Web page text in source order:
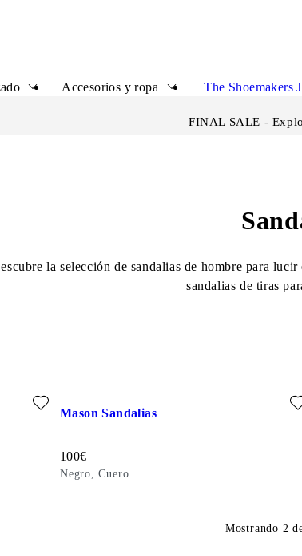
Accesorios y ropa The Shoemakers
FINAL SALE -
la selección de sandalias de hombre para
sandalias de tiras
Nubuck)
Mason Sandalias
Precio :
100€
Negro, Cuero
Añadir favorito: MASON SANDALIAS (Negro,
Mostrando 2